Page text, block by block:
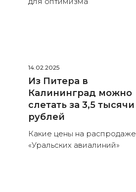
14.02.2025
Из Питера в
Калининград можно
слетать за 3,5 тысячи
рублей
Какие цены на распродаже
«Уральских авиалиний»